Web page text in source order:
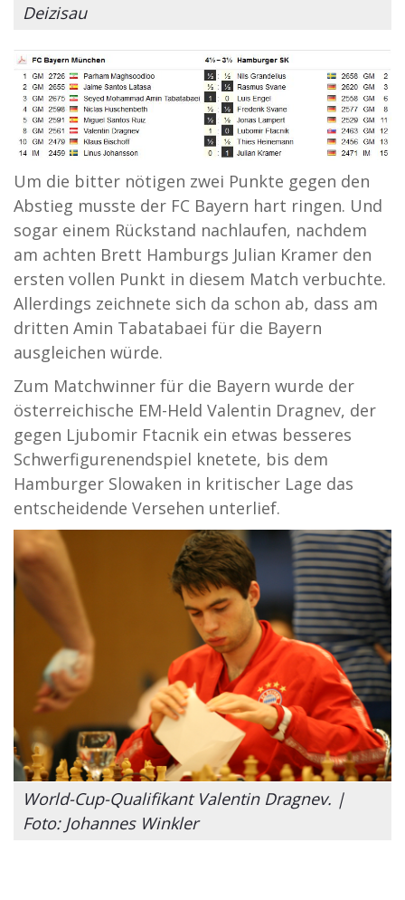
Deizisau
Um die bitter nötigen zwei Punkte gegen den
Abstieg musste der FC Bayern hart ringen. Und
sogar einem Rückstand nachlaufen, nachdem
am achten Brett Hamburgs Julian Kramer den
ersten vollen Punkt in diesem Match verbuchte.
Allerdings zeichnete sich da schon ab, dass am
dritten Amin Tabatabaei für die Bayern
ausgleichen würde.
Zum Matchwinner für die Bayern wurde der
österreichische EM-Held Valentin Dragnev, der
gegen Ljubomir Ftacnik ein etwas besseres
Schwerfigurenendspiel knetete, bis dem
Hamburger Slowaken in kritischer Lage das
entscheidende Versehen unterlief.
World-Cup-Qualifikant Valentin Dragnev. |
Foto: Johannes Winkler